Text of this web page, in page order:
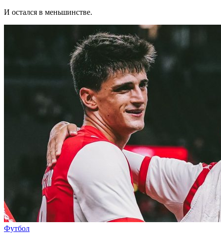
И остался в меньшинстве.
Футбол